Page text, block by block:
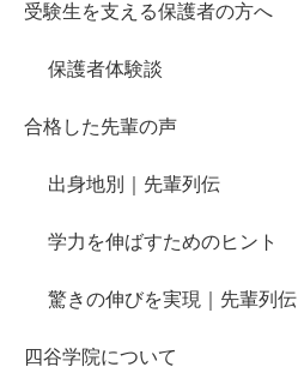
受験生を支える保護者の方へ
保護者体験談
合格した先輩の声
出身地別｜先輩列伝
学力を伸ばすためのヒント
驚きの伸びを実現｜先輩列伝
四谷学院について